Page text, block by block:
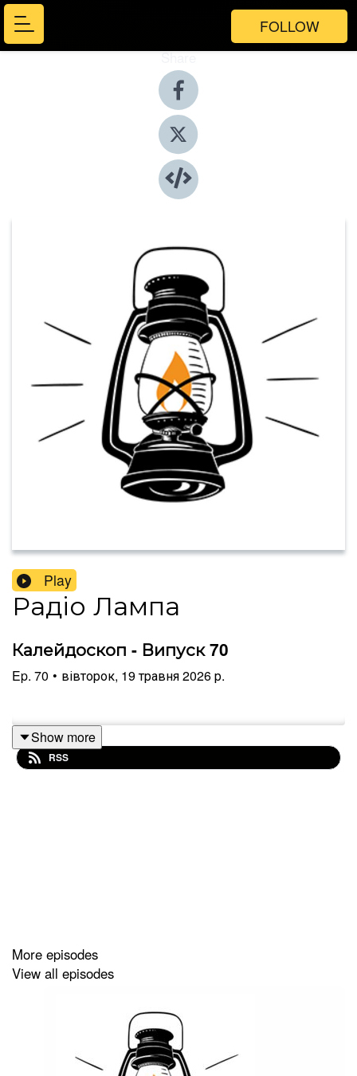
FOLLOW
Share
Play
Радіо Лампа
Калейдоскоп - Випуск 70
Ep. 70 • вівторок, 19 травня 2026 р.
Show more
RSS
More episodes
View all episodes